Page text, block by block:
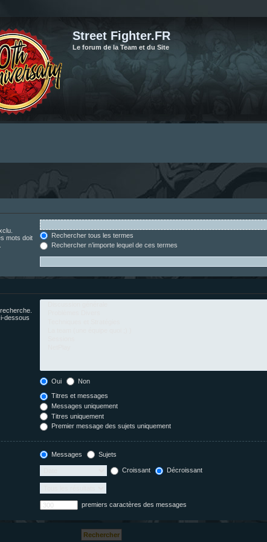
Street Fighter.FR
Le forum de la Team et du Site
mots doit
Rechercher tous les termes
Rechercher n’importe lequel de ces termes
dessous
Oui Non
Titres et messages
Messages uniquement
Titres uniquement
Premier message des sujets uniquement
Messages Sujets
Croissant Décroissant
premiers caractères des messages